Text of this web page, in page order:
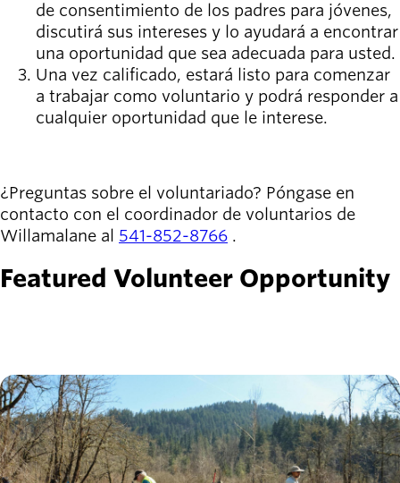
Secondary
navigation
Board of
Directors
About the
district
Find a job
schedule
Court
schedules
de consentimiento de los padres para jóvenes,
discutirá sus intereses y lo ayudará a encontrar
una oportunidad que sea adecuada para usted.
Una vez calificado, estará listo para comenzar
a trabajar como voluntario y podrá responder a
cualquier oportunidad que le interese.
¿Preguntas sobre el voluntariado? Póngase en
contacto con el coordinador de voluntarios de
Willamalane al 541-852-8766 .
Featured Volunteer Opportunity
Imagen